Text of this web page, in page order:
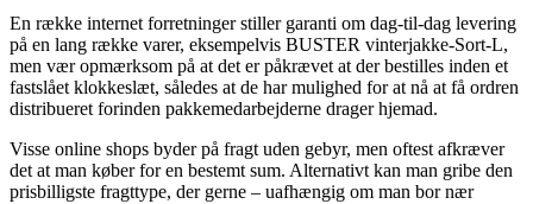
En række internet forretninger stiller garanti om dag-til-dag levering
på en lang række varer, eksempelvis BUSTER vinterjakke-Sort-L,
men vær opmærksom på at det er påkrævet at der bestilles inden et
fastslået klokkeslæt, således at de har mulighed for at nå at få ordren
distribueret forinden pakkemedarbejderne drager hjemad.
Visse online shops byder på fragt uden gebyr, men oftest afkræver
det at man køber for en bestemt sum. Alternativt kan man gribe den
prisbilligste fragttype, der gerne – uafhængig om man bor nær